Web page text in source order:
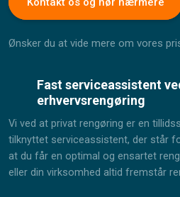
Ønsker du at vide mere om vores
​Fast serviceassistent
erhvervsrengøring
Vi ved at privat rengøring er en
tilknyttet serviceassistent, der står
at du får en optimal og ensartet
eller din virksomhed altid fremstår